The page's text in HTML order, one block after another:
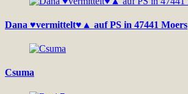
Dana ♥vermittelt♥▲ auf PS in 47441 Moers
Csuma